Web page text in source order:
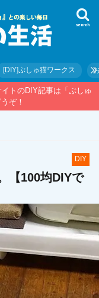
search
[DIY]ぷしゅ猫ワークス
トのDIY記事は「ぷしゅ
ぞ！
DIY
【100均DIYで